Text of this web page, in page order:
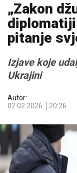
„Zakon
pitanje
Izjave koje
Ukrajini
Autor:
02.02.2026.
20:26